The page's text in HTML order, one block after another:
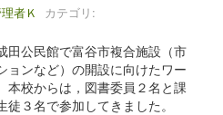
者Ｋ カテゴリ:
田公民館で富谷市複合施設（市
ョンなど）の開設に向けたワー
本校からは，図書委員２名と課
３名で参加してきました。